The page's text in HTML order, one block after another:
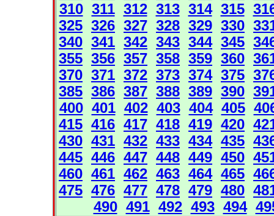
310 311 312 313 314 315
325 326 327 328 329 330
340 341 342 343 344 345
355 356 357 358 359 360
370 371 372 373 374 375
385 386 387 388 389 390
400 401 402 403 404 405
415 416 417 418 419 420
430 431 432 433 434 435
445 446 447 448 449 450
460 461 462 463 464 465
475 476 477 478 479 480
490 491 492 493 494